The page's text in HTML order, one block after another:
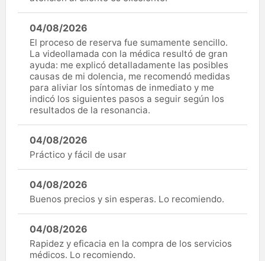
04/08/2026
El proceso de reserva fue sumamente sencillo.
La videollamada con la médica resultó de gran
ayuda: me explicó detalladamente las posibles
causas de mi dolencia, me recomendó medidas
para aliviar los síntomas de inmediato y me
indicó los siguientes pasos a seguir según los
resultados de la resonancia.
04/08/2026
Práctico y fácil de usar
04/08/2026
Buenos precios y sin esperas. Lo recomiendo.
04/08/2026
Rapidez y eficacia en la compra de los servicios
médicos. Lo recomiendo.